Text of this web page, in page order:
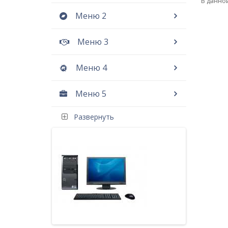
Меню 2
Меню 3
Меню 4
Меню 5
Развернуть